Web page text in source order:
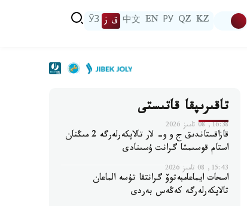
KZ
QZ
РУ
EN
中文 ق ز ЎЗ
تاقىرىپقا قاتىستى
16:38, 08 تامىز 2026
قازاقستاندىق ج و و- لار تالاپكەرلەرگە 2 مىڭنان
استام قوسىمشا گرانت ۇسىنادى
15:43, 08 تامىز 2026
اسحات ايماعامبەتوۆ گرانتقا تۇسە الماعان
تالاپكەرلەرگە كەڭەس بەردى